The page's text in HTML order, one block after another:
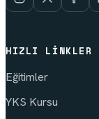
HIZLI LINKLER
Eğitimler
YKS Kursu